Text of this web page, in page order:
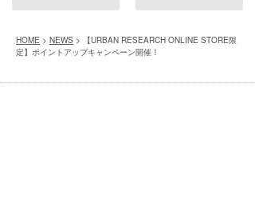
HOME > NEWS > 【URBAN RESEARCH ONLINE STORE限
定】ポイントアップキャンペーン開催！